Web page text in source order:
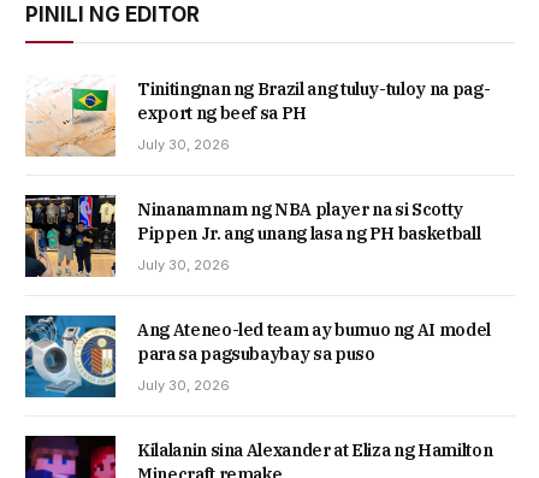
PINILI NG EDITOR
Tinitingnan ng Brazil ang tuluy-tuloy na pag-
export ng beef sa PH
July 30, 2026
Ninanamnam ng NBA player na si Scotty
Pippen Jr. ang unang lasa ng PH basketball
July 30, 2026
Ang Ateneo-led team ay bumuo ng AI model
para sa pagsubaybay sa puso
July 30, 2026
Kilalanin sina Alexander at Eliza ng Hamilton